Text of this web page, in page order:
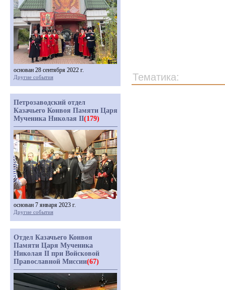
Тематика:
основан 28 сентября 2022 г.
Другие события
Петрозаводский отдел
Казачьего Конвоя Памяти Царя
Мученика Николая II(179)
основан 7 января 2023 г.
Другие события
Отдел Казачьего Конвоя
Памяти Царя Мученика
Николая II при Войсковой
Православной Миссии(67)